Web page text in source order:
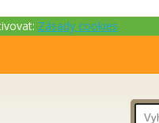
Zásady cookies